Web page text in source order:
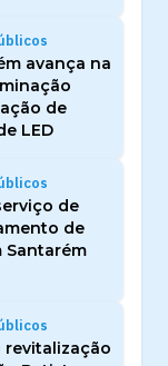
avança na
de
LED
de
de
Santarém
revitalização